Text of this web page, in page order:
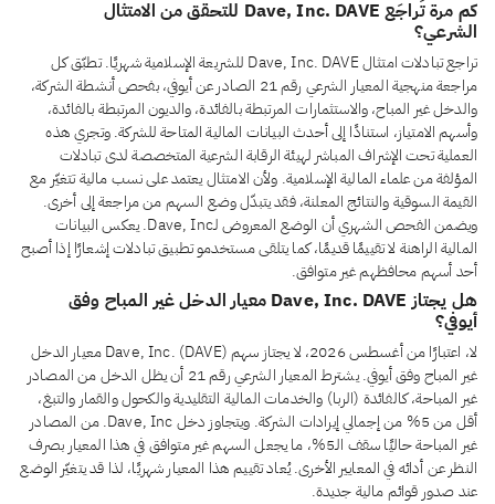
كم مرة تُراجَع Dave, Inc. DAVE للتحقق من الامتثال
الشرعي؟
تراجع تبادلات امتثال Dave, Inc. DAVE للشريعة الإسلامية شهريًا. تطبّق كل
مراجعة منهجية المعيار الشرعي رقم 21 الصادر عن أيوفي، بفحص أنشطة الشركة،
والدخل غير المباح، والاستثمارات المرتبطة بالفائدة، والديون المرتبطة بالفائدة،
وأسهم الامتياز، استنادًا إلى أحدث البيانات المالية المتاحة للشركة. وتجري هذه
العملية تحت الإشراف المباشر لهيئة الرقابة الشرعية المتخصصة لدى تبادلات
المؤلفة من علماء المالية الإسلامية. ولأن الامتثال يعتمد على نسب مالية تتغيّر مع
القيمة السوقية والنتائج المعلنة، فقد يتبدّل وضع السهم من مراجعة إلى أخرى.
ويضمن الفحص الشهري أن الوضع المعروض لـDave, Inc. يعكس البيانات
المالية الراهنة لا تقييمًا قديمًا، كما يتلقى مستخدمو تطبيق تبادلات إشعارًا إذا أصبح
أحد أسهم محافظهم غير متوافق.
هل يجتاز Dave, Inc. DAVE معيار الدخل غير المباح وفق
أيوفي؟
لا، اعتبارًا من أغسطس 2026، لا يجتاز سهم Dave, Inc. (DAVE) معيار الدخل
غير المباح وفق أيوفي. يشترط المعيار الشرعي رقم 21 أن يظل الدخل من المصادر
غير المباحة، كالفائدة (الربا) والخدمات المالية التقليدية والكحول والقمار والتبغ،
أقل من 5% من إجمالي إيرادات الشركة. ويتجاوز دخل Dave, Inc. من المصادر
غير المباحة حاليًا سقف الـ5%، ما يجعل السهم غير متوافق في هذا المعيار بصرف
النظر عن أدائه في المعايير الأخرى. يُعاد تقييم هذا المعيار شهريًا، لذا قد يتغيّر الوضع
عند صدور قوائم مالية جديدة.